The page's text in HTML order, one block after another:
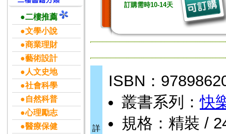
●二樓推薦
●文學小說
●商業理財
●藝術設計
●人文史地
●社會科學
●自然科普
●心理勵志
●醫療保健
訂購需時10-14天
詳
ISBN：
叢書系列：快
規格：精裝 /